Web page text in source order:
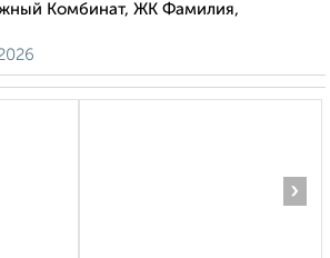
Комбинат, ЖК Фамилия,
›